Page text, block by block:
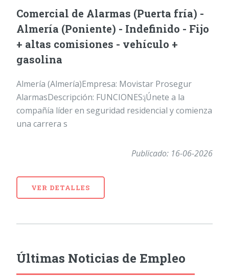
Comercial de Alarmas (Puerta fría) -
Almería (Poniente) - Indefinido - Fijo
+ altas comisiones - vehículo +
gasolina
Almería (Almería)Empresa: Movistar Prosegur
AlarmasDescripción: FUNCIONES:¡Únete a la
compañía líder en seguridad residencial y comienza
una carrera s
Publicado: 16-06-2026
VER DETALLES
Últimas Noticias de Empleo